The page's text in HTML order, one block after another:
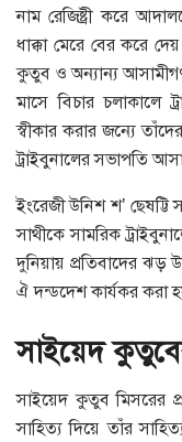
নাম রেজিষ্ট্রী করে
ধাক্কা মেরে বের করে
কুতুব ও অন্যান্য আসামীগণ
মাসে বিচার চলাকালে
স্বীকার করার জন্যে
ট্রাইবুনালের সভাপতি
ইংরেজী উনিশ শ’
সাথীকে সামরিক
দুনিয়ায় প্রতিবাদের ঝড়
ঐ দন্ডদেশ কার্যকর করা
সাইয়েদ
সাইয়েদ কুতুব মিসরের
সাহিত্য দিয়ে তাঁর